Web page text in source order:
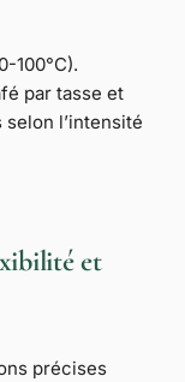
100°C).
par tasse et
l’intensité
et
précises